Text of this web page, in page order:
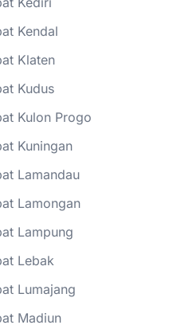
Kendal
Klaten
Kudus
Kulon Progo
Kuningan
Lamandau
Lamongan
Lampung
Lebak
Lumajang
Madiun